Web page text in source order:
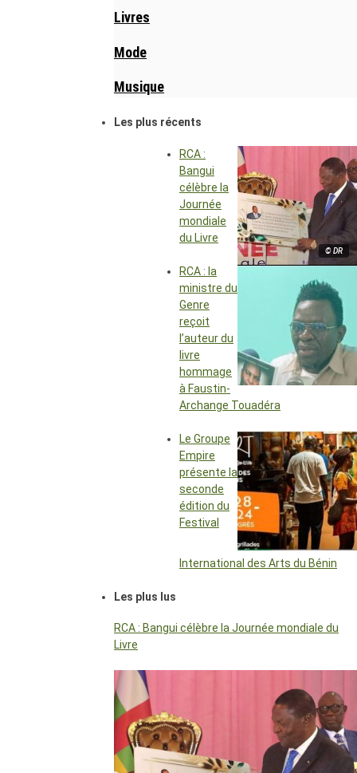
Livres
Mode
Musique
Les plus récents
© DR
RCA :
Bangui
célèbre la
Journée
mondiale
du Livre
RCA : la
ministre du
Genre
reçoit
l’auteur du
livre
hommage
à Faustin-
Archange Touadéra
Le Groupe
Empire
présente la
seconde
édition du
Festival
International des Arts du Bénin
Les plus lus
RCA : Bangui célèbre la Journée mondiale du
Livre